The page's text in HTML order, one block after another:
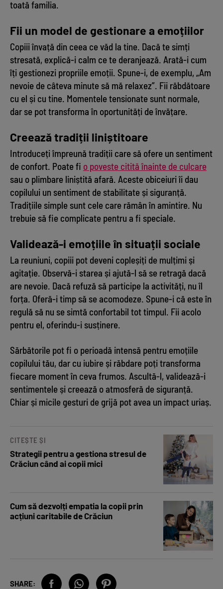
toată familia.
Fii un model de gestionare a emoțiilor
Copiii învață din ceea ce văd la tine. Dacă te simți
stresată, explică-i calm ce te deranjează. Arată-i cum
îți gestionezi propriile emoții. Spune-i, de exemplu, „Am
nevoie de câteva minute să mă relaxez”. Fii răbdătoare
cu el și cu tine. Momentele tensionate sunt normale,
dar se pot transforma în oportunități de învățare.
Creează tradiții liniștitoare
Introduceți împreună tradiții care să ofere un sentiment
de confort. Poate fi o poveste citită înainte de culcare
sau o plimbare liniștită afară. Aceste obiceiuri îi dau
copilului un sentiment de stabilitate și siguranță.
Tradițiile simple sunt cele care rămân în amintire. Nu
trebuie să fie complicate pentru a fi speciale.
Validează-i emoțiile în situații sociale
La reuniuni, copiii pot deveni copleșiți de mulțimi și
agitație. Observă-i starea și ajută-l să se retragă dacă
are nevoie. Dacă refuză să participe la activități, nu îl
forța. Oferă-i timp să se acomodeze. Spune-i că este în
regulă să nu se simtă confortabil tot timpul. Fii acolo
pentru el, oferindu-i susținere.
Sărbătorile pot fi o perioadă intensă pentru emoțiile
copilului tău, dar cu iubire și răbdare poți transforma
fiecare moment în ceva frumos. Ascultă-l, validează-i
sentimentele și creează o atmosferă de siguranță.
Chiar și micile gesturi de grijă pot avea un impact uriaș.
CITEȘTE ȘI
Strategii pentru a gestiona stresul de
Crăciun când ai copii mici
Cum să dezvolți empatia la copii prin
acțiuni caritabile de Crăciun
SHARE: